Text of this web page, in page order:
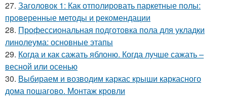
27. Заголовок 1: Как отполировать паркетные полы:
проверенные методы и рекомендации
28. Профессиональная подготовка пола для укладки
линолеума: основные этапы
29. Когда и как сажать яблоню. Когда лучше сажать –
весной или осенью
30. Выбираем и возводим каркас крыши каркасного
дома пошагово. Монтаж кровли